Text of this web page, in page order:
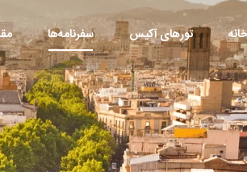
خانه تورهای آکیس سفرنامه‌ها